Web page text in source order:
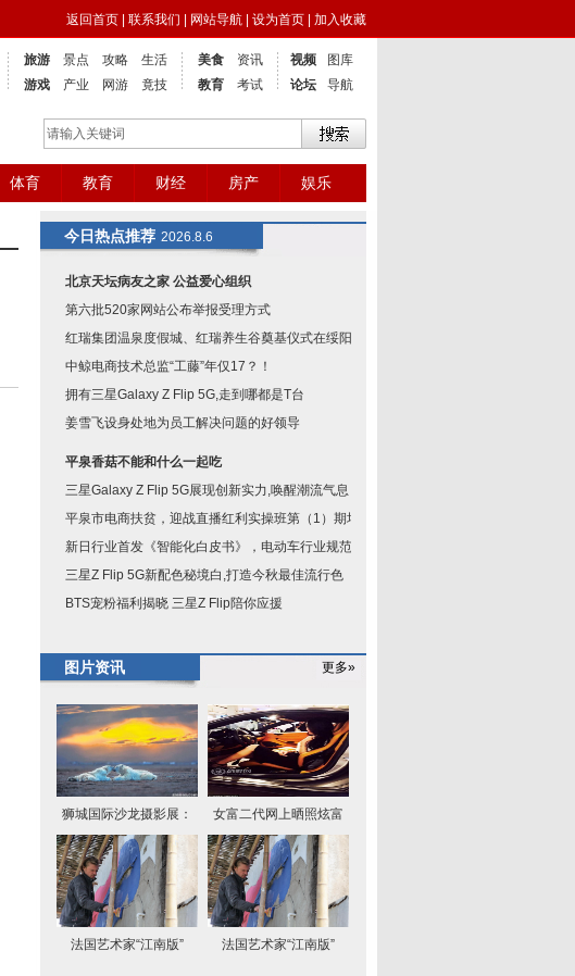
返回首页 联系我们 网站导航 设为首页 加入收藏
旅游 景点 攻略
生活
游戏
产业 网游 竟技
美食
资讯
教育
考试
视频
图库
论坛
导航
体育 教育 财经 房产 娱乐
今日热点推荐 2026.8.6
北京天坛病友之家 公益爱心组织
第六批520家网站公布举报受理方式
红瑞集团温泉度假城、红瑞养生谷奠基仪式在绥阳举
中鲸电商技术总监“工藤”年仅17？！
拥有三星Galaxy Z Flip 5G,走到哪都是T台
姜雪飞设身处地为员工解决问题的好领导
平泉香菇不能和什么一起吃
三星Galaxy Z Flip 5G展现创新实力,唤醒潮流气息
平泉市电商扶贫，迎战直播红利实操班第（1）期培
新日行业首发《智能化白皮书》，电动车行业规范已
三星Z Flip 5G新配色秘境白,打造今秋最佳流行色
BTS宠粉福利揭晓 三星Z Flip陪你应援
图片资讯 更多»
狮城国际沙龙摄影展： 女富二代网上晒照炫富
法国艺术家“江南版” 法国艺术家“江南版”